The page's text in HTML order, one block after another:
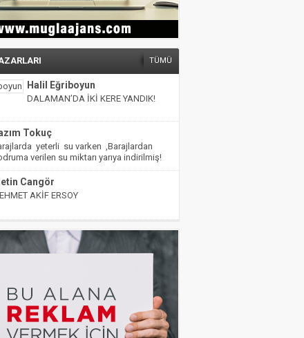
TÜMÜ
Halil Eğriboyun
DALAMAN’DA İKİ KERE YANDIK!
Tokuç
yeterli su varken ,Barajlardan
verilen su miktarı yarıya indirilmiş!
Cangör
AKİF ERSOY